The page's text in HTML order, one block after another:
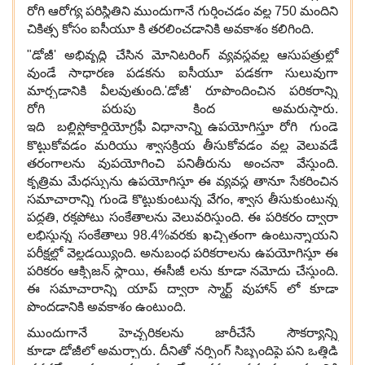
రోగి ఆరోగ్య పరిస్థితిని ముందుగానే గుర్తించడం వల్ల 750 మందిని
చికిత్స కోసం ఐసీయూ కి తరలించడానికి అవకాశం కలిగింది.
"డోజీ' అభివృద్ధి చేసిన మోనిటరింగ్ వ్యవస్థవల్ల ఆసుపత్రుల్లో
వుండే సాధారణ పడకను ఐసీయూ పడకగా సులువుగా
మార్చడానికి వీలవుతుంది.'డోజీ' రూపొందించిన పరికరాన్ని
రోగి పరుపు కింద అమరుస్తారు.
ఇది బల్లిస్టోకార్డియోగ్రఫీ విధానాన్ని ఉపయోగిస్తూ రోగి
గుండె
కొట్టుకోవడం మరియు శ్వాసక్రియ తీసుకోవడం వల్ల వెలువడే
తరంగాలను వుపయోగించి పనితీరును అంచనా వేస్తుంది.
కృత్రిమ మేధస్సును ఉపయోగిస్తూ ఈ వ్యవస్థ తానూ సేకరించిన
సమాచారాన్ని గుండె కొట్టుకుంటున్న వేగం, శ్వాస తీసుకుంటున్న
పద్దతి, రక్తపోటు సంకేతాలను వెలువరిస్తుంది. ఈ పరికరం ద్వారా
లభిస్తున్న సంకేతాలు 98.4%వరకు ఖచ్చితంగా ఉంటున్నాయని
పరీక్షల్లో వెల్లడయ్యింది. అనుబంధ పరికరాలను ఉపయోగిస్తూ ఈ
పరికరం ఆక్సిజన్ స్థాయి, ఈసీజీ లను కూడా నమోదు చేస్తుంది.
ఈ సమాచారాన్ని యాప్ ద్వారా స్మార్ట్ వుహాన్ లో కూడా
పొందడానికి అవకాశం ఉంటుంది.
ముందుగానే హెచ్చరికలను జారీచేసే సౌకర్యాన్ని
కూడా డోజీలో అమర్చారు. దీనితో నర్సింగ్ సిబ్బందిపై పని ఒత్తిడి